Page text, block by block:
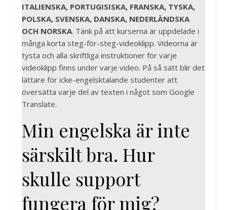
ITALIENSKA, PORTUGISISKA, FRANSKA, TYSKA,
POLSKA, SVENSKA, DANSKA, NEDERLÄNDSKA
OCH NORSKA. Tänk på att kurserna är uppdelade i
många korta steg-för-steg-videoklipp. Videorna är
tysta och alla skriftliga instruktioner för varje
videoklipp finns under varje video. På så sätt blir det
lättare för icke-engelsktalande studenter att
översätta varje del av texten i något som Google
Translate.
Min engelska är inte
särskilt bra. Hur
skulle support
fungera för mig?